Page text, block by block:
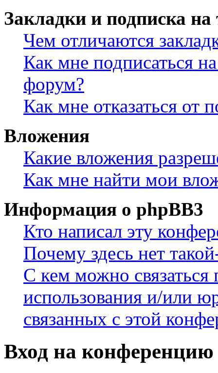
Закладки и подписка
Чем отличаются
Как мне подписаться
форум?
Как мне отказаться от
Вложения
Какие вложения
Как мне найти мои
Информация о phpBB3
Кто написал эту
Почему здесь нет
С кем можно связаться
использования и/или
связанных с этой
Вход на конференцию